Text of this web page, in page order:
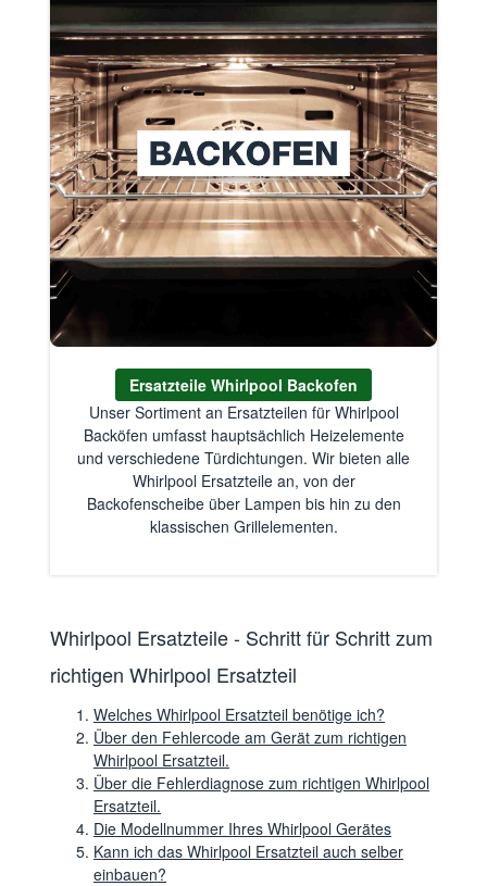
Ersatzteile Whirlpool Backofen
Unser Sortiment an Ersatzteilen für Whirlpool
Backöfen umfasst hauptsächlich Heizelemente
und verschiedene Türdichtungen. Wir bieten alle
Whirlpool Ersatzteile an, von der
Backofenscheibe über Lampen bis hin zu den
klassischen Grillelementen.
Whirlpool Ersatzteile - Schritt für Schritt zum
richtigen Whirlpool Ersatzteil
Welches Whirlpool Ersatzteil benötige ich?
Über den Fehlercode am Gerät zum richtigen
Whirlpool Ersatzteil.
Über die Fehlerdiagnose zum richtigen Whirlpool
Ersatzteil.
Die Modellnummer Ihres Whirlpool Gerätes
Kann ich das Whirlpool Ersatzteil auch selber
einbauen?